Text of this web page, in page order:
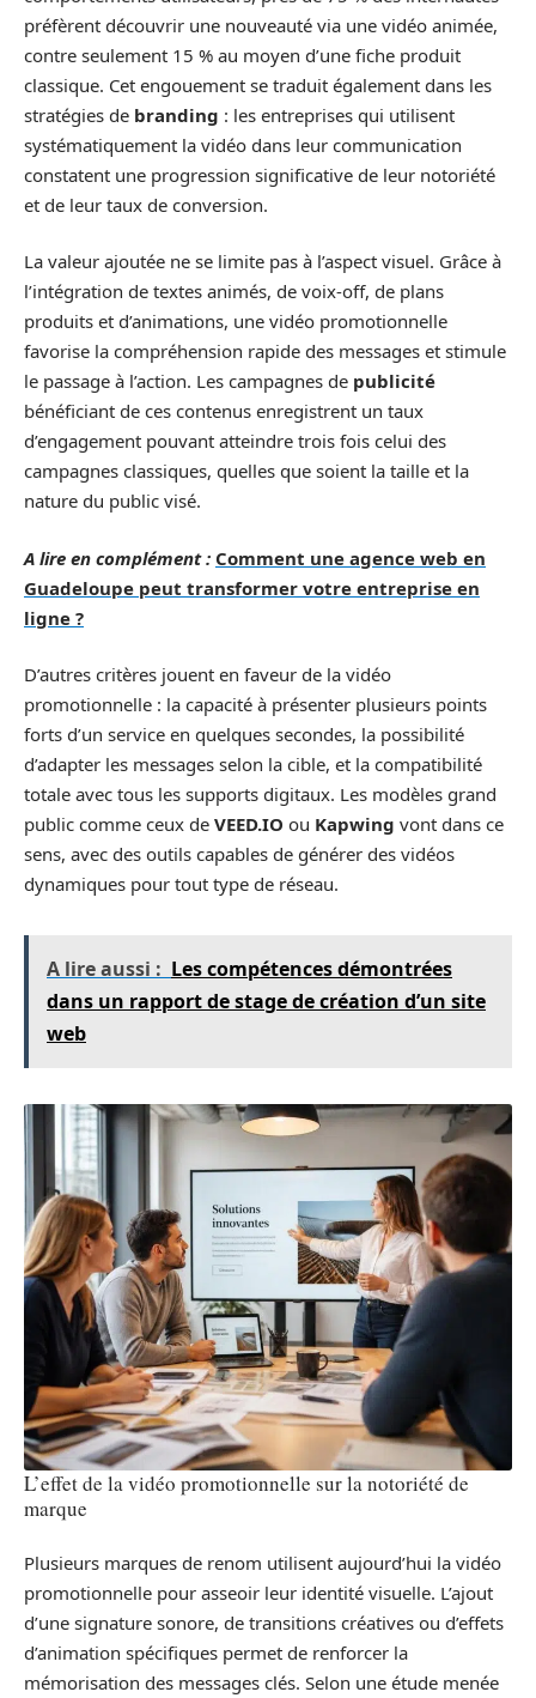
préfèrent découvrir une nouveauté via une vidéo animée,
contre seulement 15 % au moyen d’une fiche produit
classique. Cet engouement se traduit également dans les
stratégies de branding : les entreprises qui utilisent
systématiquement la vidéo dans leur communication
constatent une progression significative de leur notoriété
et de leur taux de conversion.
La valeur ajoutée ne se limite pas à l’aspect visuel. Grâce à
l’intégration de textes animés, de voix-off, de plans
produits et d’animations, une vidéo promotionnelle
favorise la compréhension rapide des messages et stimule
le passage à l’action. Les campagnes de publicité
bénéficiant de ces contenus enregistrent un taux
d’engagement pouvant atteindre trois fois celui des
campagnes classiques, quelles que soient la taille et la
nature du public visé.
A lire en complément : Comment une agence web en
Guadeloupe peut transformer votre entreprise en
ligne ?
D’autres critères jouent en faveur de la vidéo
promotionnelle : la capacité à présenter plusieurs points
forts d’un service en quelques secondes, la possibilité
d’adapter les messages selon la cible, et la compatibilité
totale avec tous les supports digitaux. Les modèles grand
public comme ceux de VEED.IO ou Kapwing vont dans ce
sens, avec des outils capables de générer des vidéos
dynamiques pour tout type de réseau.
A lire aussi : Les compétences démontrées
dans un rapport de stage de création d’un site
web
L’effet de la vidéo promotionnelle sur la notoriété de
marque
Plusieurs marques de renom utilisent aujourd’hui la vidéo
promotionnelle pour asseoir leur identité visuelle. L’ajout
d’une signature sonore, de transitions créatives ou d’effets
d’animation spécifiques permet de renforcer la
mémorisation des messages clés. Selon une étude menée